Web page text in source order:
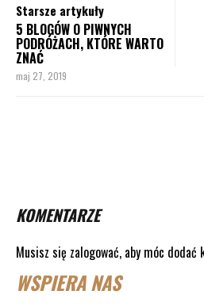
Starsze artykuły
5 BLOGÓW O PIWNYCH
PODRÓŻACH, KTÓRE WARTO
ZNAĆ
maj 27, 2019
KOMENTARZE
Musisz się zalogować, aby móc dodać
WSPIERA NAS